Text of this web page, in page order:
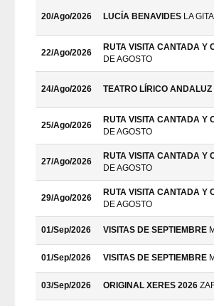
20/Ago/2026 LUCÍA BENAVIDES LA
22/Ago/2026
RUTA VISITA CANTADA Y
DE AGOSTO
24/Ago/2026 TEATRO LÍRICO ANDALUZ
25/Ago/2026
RUTA VISITA CANTADA Y
DE AGOSTO
27/Ago/2026
RUTA VISITA CANTADA Y
DE AGOSTO
29/Ago/2026
RUTA VISITA CANTADA Y
DE AGOSTO
01/Sep/2026 VISITAS DE SEPTIEMBRE
01/Sep/2026 VISITAS DE SEPTIEMBRE
03/Sep/2026 ORIGINAL XERES 2026